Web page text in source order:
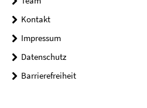
Kontakt
Impressum
Datenschutz
Barrierefreiheit